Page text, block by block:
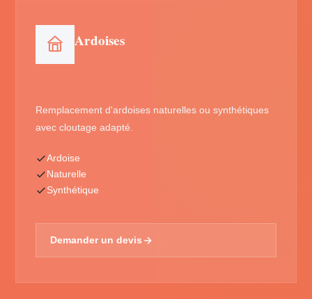
Ardoises
Remplacement d'ardoises naturelles ou synthétiques
avec cloutage adapté.
Ardoise
Naturelle
Synthétique
Demander un devis